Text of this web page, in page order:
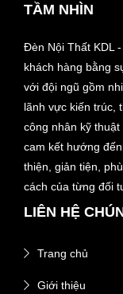
TẦM NHÌN
Đèn Nội Thất KDL
khách hàng bằng
với đội ngũ gồm
lãnh vực kiến trúc,
công nhân kỹ
cam kết hướng
thiện, giản tiện,
cách của từng đối
LIÊN HỆ
Trang chủ
Giới thiệu